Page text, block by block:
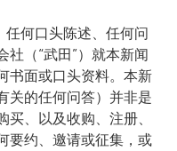
任何口头陈述、任何问
（“武田”）就本新闻
书面或口头资料。本新
关的任何问答）并非是
、以及收购、注册、
要约、邀请或征集，或